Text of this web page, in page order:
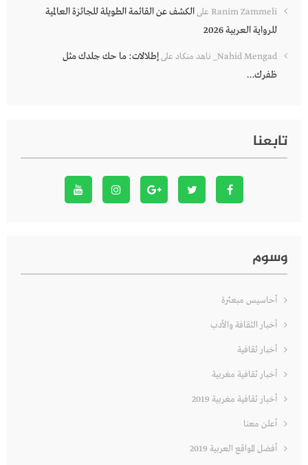
Ranim Zammeli علىالكشف عن القائمة الطويلة للجائزة العالمية
للرواية العربية 2026
Nahid Mengad_ ناهد منكاد علىإطلالات: ما حك جلدك مثل
ظفرك…
تابعنا
وسوم
أحاسيس مبعثرة
أخبار الثقافة والأدب
أخبار ثقافية
أخبار ثقافية مغربية
أخبار ثقافية مغربية 2019
أعلن معنا
أفضل المواقع العربية 2019